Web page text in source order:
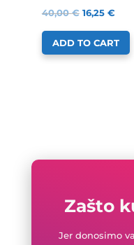
40,00€ 16,25 €
ADD TO CART
Zašto
Jer donosimo